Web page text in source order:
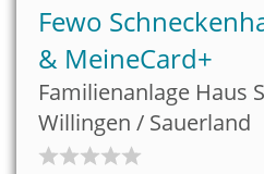
Fewo
& MeineCard+
Familienanlage Haus
Willingen / Sauerland